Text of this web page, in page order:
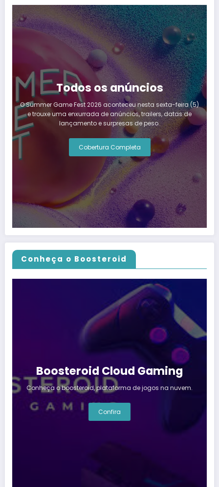
Todos os anúncios
O Summer Game Fest 2026 aconteceu nesta sexta-feira (5)
e trouxe uma enxurrada de anúncios, trailers, datas de
lançamento e surpresas de peso.
Cobertura Completa
Conheça o Boosteroid
Boosteroid Cloud Gaming
Conheça o boosteroid, plataforma de jogos na nuvem.
Confira